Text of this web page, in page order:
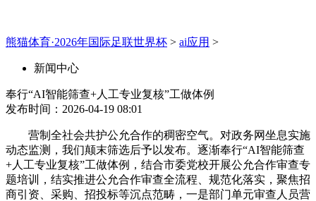
熊猫体育·2026年国际足联世界杯 > ai应用 >
新闻中心
奉行“AI智能筛查+人工专业复核”工做体例
发布时间：2026-04-19 08:01
营制全社会共护公允合作的稠密空气。对政务网坐息实施
动态监测，我们颠末筛选后予以发布。逐渐奉行“AI智能筛查
+人工专业复核”工做体例，结合市委党校开展公允合作审查专
题培训，结实推进公允合作审查全流程、规范化落实，聚焦招
商引资、采购、招投标等沉点范畴，一是部门单元审查人员营